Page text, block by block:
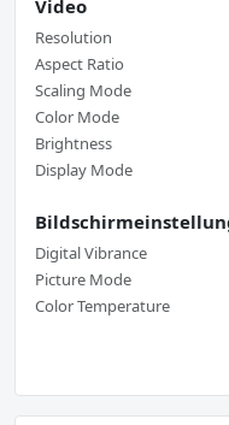
Video
Resolution
Aspect Ratio
Scaling Mode
Color Mode
Brightness
Display Mode
Digital Vibrance
Picture Mode
Color Temperature